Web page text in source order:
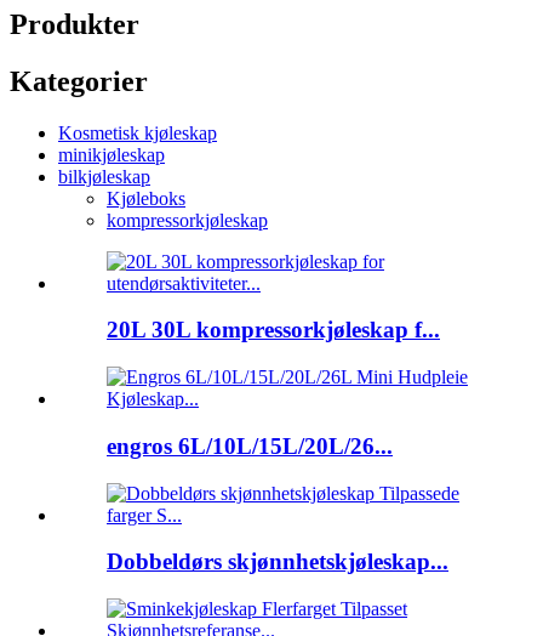
Produkter
Kategorier
Kosmetisk kjøleskap
minikjøleskap
bilkjøleskap
Kjøleboks
kompressorkjøleskap
20L 30L kompressorkjøleskap f...
engros 6L/10L/15L/20L/26...
Dobbeldørs skjønnhetskjøleskap...